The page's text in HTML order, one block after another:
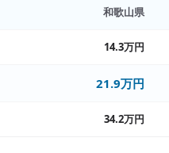
和歌山県
14.3万円
21.9万円
34.2万円